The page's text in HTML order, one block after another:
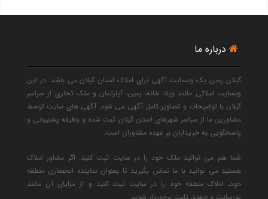
درباره ما
گیلان زمین یک وبسایت آگهی برای املاک استان گیلان می باشد. در این
وبسایت املاکی مانند ویلا، خانه، زمین، آپارتمان و ملک تجاری از سراسر
گیلان با توضیحات و تصاویر کامل آگهی می شود. آگهی های سایت توسط
مشاورین ما از سراسر شهرهای استان گیلان ثبت شده و وظیفه پشتیبانی و
پاسخگویی به خریداران بر عهده مشاوران است.
شما هم می توانید ملک خود را در سایت ثبت کنید. اگر مشاور املاک
هستید می توانید با ما تماس بگیرید تا بعنوان نماینده انحصاری منطقه
خود، املاک منطقه خود را در سایت ثبت کنید و از مزایای آن مانند